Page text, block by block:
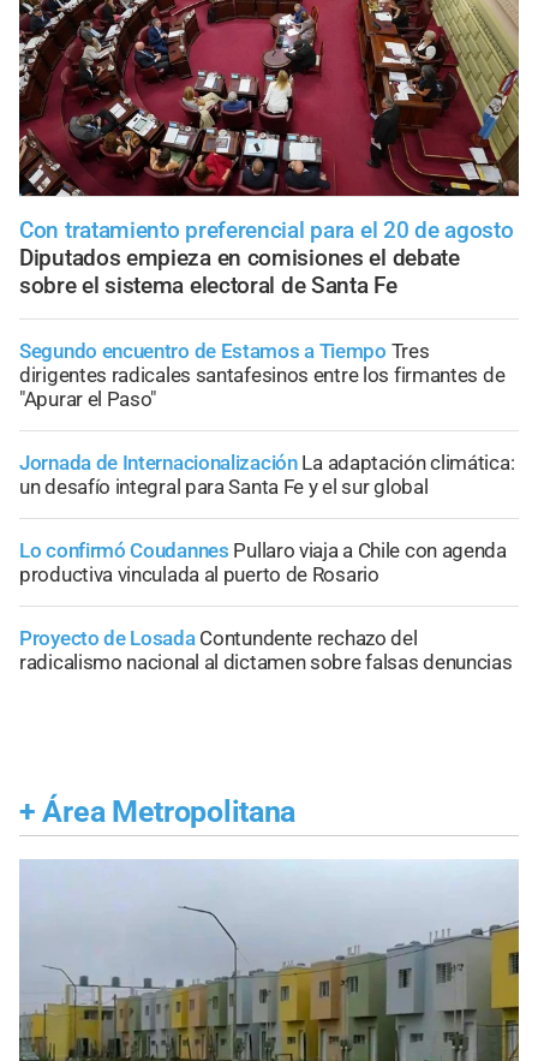
Con tratamiento preferencial para el 20 de agosto
Diputados empieza en comisiones el debate
sobre el sistema electoral de Santa Fe
Segundo encuentro de Estamos a Tiempo Tres
dirigentes radicales santafesinos entre los firmantes de
"Apurar el Paso"
Jornada de Internacionalización La adaptación climática:
un desafío integral para Santa Fe y el sur global
Lo confirmó Coudannes Pullaro viaja a Chile con agenda
productiva vinculada al puerto de Rosario
Proyecto de Losada Contundente rechazo del
radicalismo nacional al dictamen sobre falsas denuncias
+ Área Metropolitana